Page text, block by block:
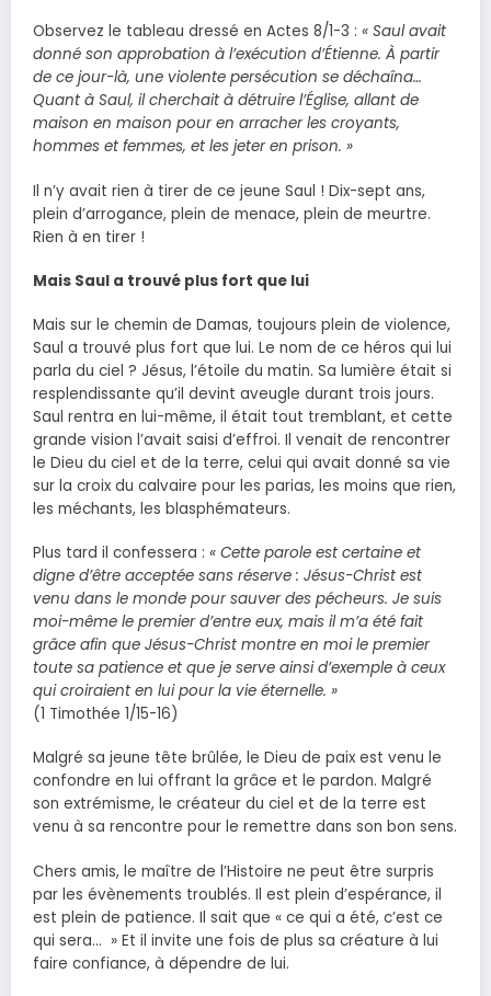
Observez le tableau dressé en Actes 8/1-3 : « Saul avait
donné son approbation à l’exécution d’Étienne. À partir
de ce jour-là, une violente persécution se déchaîna…
Quant à Saul, il cherchait à détruire l’Église, allant de
maison en maison pour en arracher les croyants,
hommes et femmes, et les jeter en prison. »
Il n’y avait rien à tirer de ce jeune Saul ! Dix-sept ans,
plein d’arrogance, plein de menace, plein de meurtre.
Rien à en tirer !
Mais Saul a trouvé plus fort que lui
Mais sur le chemin de Damas, toujours plein de violence,
Saul a trouvé plus fort que lui. Le nom de ce héros qui lui
parla du ciel ? Jésus, l’étoile du matin. Sa lumière était si
resplendissante qu’il devint aveugle durant trois jours.
Saul rentra en lui-même, il était tout tremblant, et cette
grande vision l’avait saisi d’effroi. Il venait de rencontrer
le Dieu du ciel et de la terre, celui qui avait donné sa vie
sur la croix du calvaire pour les parias, les moins que rien,
les méchants, les blasphémateurs.
Plus tard il confessera : « Cette parole est certaine et
digne d’être acceptée sans réserve : Jésus-Christ est
venu dans le monde pour sauver des pécheurs. Je suis
moi-même le premier d’entre eux, mais il m’a été fait
grâce afin que Jésus-Christ montre en moi le premier
toute sa patience et que je serve ainsi d’exemple à ceux
qui croiraient en lui pour la vie éternelle. »
(1 Timothée 1/15-16)
Malgré sa jeune tête brûlée, le Dieu de paix est venu le
confondre en lui offrant la grâce et le pardon. Malgré
son extrémisme, le créateur du ciel et de la terre est
venu à sa rencontre pour le remettre dans son bon sens.
Chers amis, le maître de l’Histoire ne peut être surpris
par les évènements troublés. Il est plein d’espérance, il
est plein de patience. Il sait que « ce qui a été, c’est ce
qui sera… » Et il invite une fois de plus sa créature à lui
faire confiance, à dépendre de lui.